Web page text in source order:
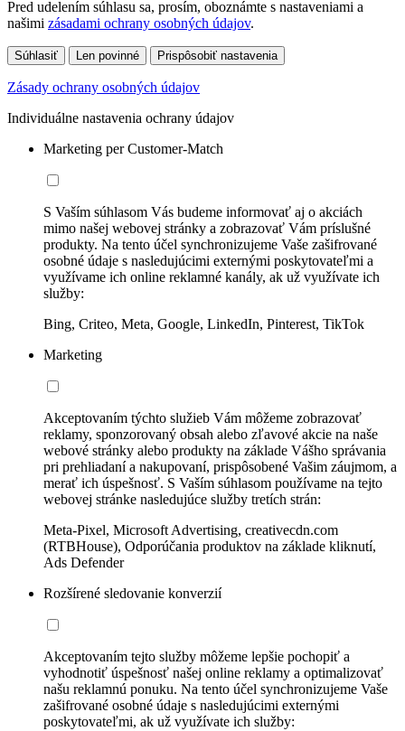
Pred udelením súhlasu sa, prosím, oboznámte s nastaveniami a
našimi zásadami ochrany osobných údajov.
Súhlasiť Len povinné Prispôsobiť nastavenia
Zásady ochrany osobných údajov
Individuálne nastavenia ochrany údajov
Marketing per Customer-Match
S Vaším súhlasom Vás budeme informovať aj o akciách
mimo našej webovej stránky a zobrazovať Vám príslušné
produkty. Na tento účel synchronizujeme Vaše zašifrované
osobné údaje s nasledujúcimi externými poskytovateľmi a
využívame ich online reklamné kanály, ak už využívate ich
služby:
Bing, Criteo, Meta, Google, LinkedIn, Pinterest, TikTok
Marketing
Akceptovaním týchto služieb Vám môžeme zobrazovať
reklamy, sponzorovaný obsah alebo zľavové akcie na naše
webové stránky alebo produkty na základe Vášho správania
pri prehliadaní a nakupovaní, prispôsobené Vašim záujmom, a
merať ich úspešnosť. S Vaším súhlasom používame na tejto
webovej stránke nasledujúce služby tretích strán:
Meta-Pixel, Microsoft Advertising, creativecdn.com
(RTBHouse), Odporúčania produktov na základe kliknutí,
Ads Defender
Rozšírené sledovanie konverzií
Akceptovaním tejto služby môžeme lepšie pochopiť a
vyhodnotiť úspešnosť našej online reklamy a optimalizovať
našu reklamnú ponuku. Na tento účel synchronizujeme Vaše
zašifrované osobné údaje s nasledujúcimi externými
poskytovateľmi, ak už využívate ich služby: